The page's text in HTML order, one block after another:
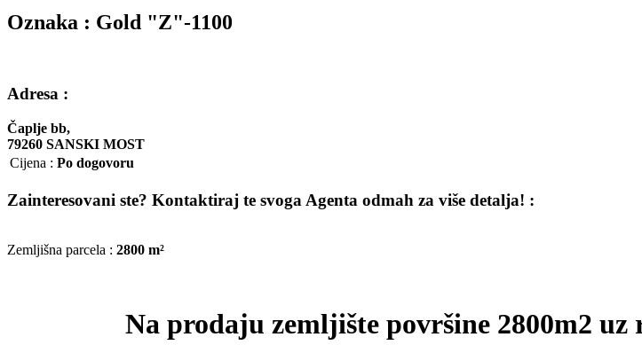
Oznaka : Gold "Z"-1100
Adresa :
Čaplje bb,
79260 SANSKI MOST
Cijena : Po dogovoru
Zainteresovani ste? Kontaktiraj te svoga Agenta odmah za više detalja! :
Zemljišna parcela : 2800 m²
Na prodaju zemljište površine 2800m2